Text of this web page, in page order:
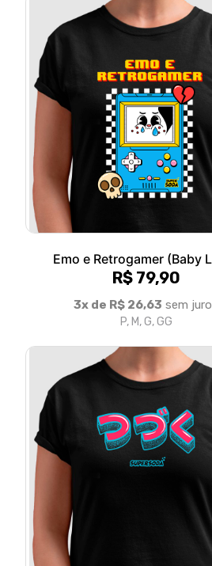
Emo e Retrogamer (Baby
R$ 79,90
3x de R$ 26,63sem juros
P, M, G, GG
Tsudzuku (Baby
R$ 79,90
sem juros